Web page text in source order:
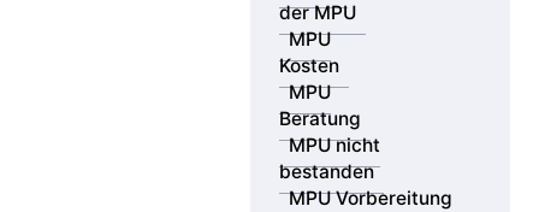
der MPU
MPU
Kosten
MPU
Beratung
MPU nicht
bestanden
MPU Vorbereitung
Abstinenznachweis
Drogen bei Opiatkonsum
– Haaranalyse